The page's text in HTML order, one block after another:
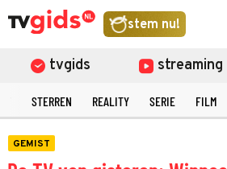
stem nu!
tvgids streaming
STERREN REALITY SERIE FILM
GEMIST